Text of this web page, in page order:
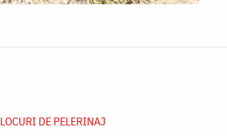
LOCURI DE PELERINAJ